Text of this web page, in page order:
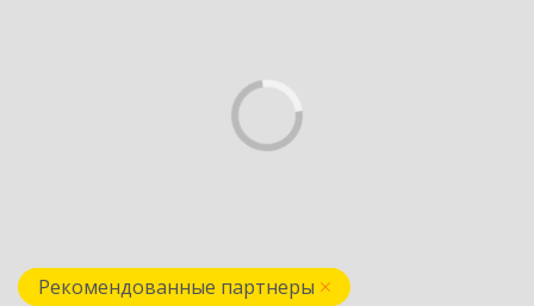
Рекомендованные партнеры